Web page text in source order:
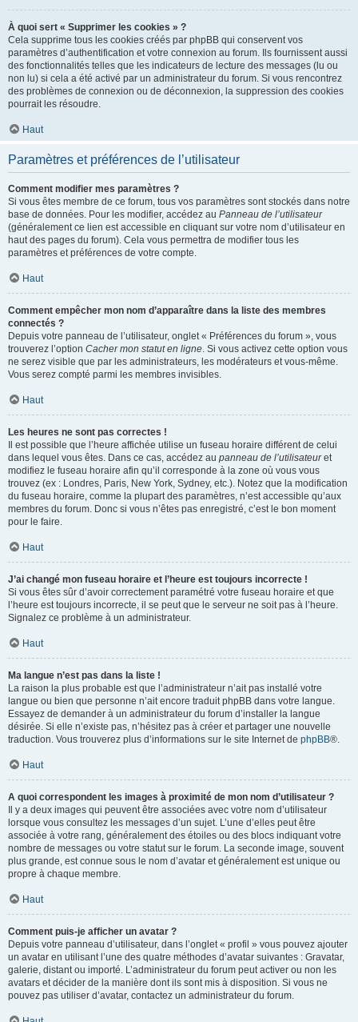
À quoi sert « Supprimer les cookies » ?
Cela supprime tous les cookies créés par phpBB qui conservent vos
paramètres d’authentification et votre connexion au forum. Ils fournissent aussi
des fonctionnalités telles que les indicateurs de lecture des messages (lu ou
non lu) si cela a été activé par un administrateur du forum. Si vous rencontrez
des problèmes de connexion ou de déconnexion, la suppression des cookies
pourrait les résoudre.
Haut
Paramètres et préférences de l’utilisateur
Comment modifier mes paramètres ?
Si vous êtes membre de ce forum, tous vos paramètres sont stockés dans notre
base de données. Pour les modifier, accédez au Panneau de l’utilisateur
(généralement ce lien est accessible en cliquant sur votre nom d’utilisateur en
haut des pages du forum). Cela vous permettra de modifier tous les
paramètres et préférences de votre compte.
Haut
Comment empêcher mon nom d’apparaître dans la liste des membres
connectés ?
Depuis votre panneau de l’utilisateur, onglet « Préférences du forum », vous
trouverez l’option Cacher mon statut en ligne. Si vous activez cette option vous
ne serez visible que par les administrateurs, les modérateurs et vous-même.
Vous serez compté parmi les membres invisibles.
Haut
Les heures ne sont pas correctes !
Il est possible que l’heure affichée utilise un fuseau horaire différent de celui
dans lequel vous êtes. Dans ce cas, accédez au panneau de l’utilisateuret
modifiez le fuseau horaire afin qu’il corresponde à la zone où vous vous
trouvez (ex : Londres, Paris, New York, Sydney, etc.). Notez que la modification
du fuseau horaire, comme la plupart des paramètres, n’est accessible qu’aux
membres du forum. Donc si vous n’êtes pas enregistré, c’est le bon moment
pour le faire.
Haut
J’ai changé mon fuseau horaire et l’heure est toujours incorrecte !
Si vous êtes sûr d’avoir correctement paramétré votre fuseau horaire et que
l’heure est toujours incorrecte, il se peut que le serveur ne soit pas à l’heure.
Signalez ce problème à un administrateur.
Haut
Ma langue n’est pas dans la liste !
La raison la plus probable est que l’administrateur n’ait pas installé votre
langue ou bien que personne n’ait encore traduit phpBB dans votre langue.
Essayez de demander à un administrateur du forum d’installer la langue
désirée. Si elle n’existe pas, n’hésitez pas à créer et partager une nouvelle
traduction. Vous trouverez plus d’informations sur le site Internet de phpBB®.
Haut
A quoi correspondent les images à proximité de mon nom d’utilisateur ?
Il y a deux images qui peuvent être associées avec votre nom d’utilisateur
lorsque vous consultez les messages d’un sujet. L’une d’elles peut être
associée à votre rang, généralement des étoiles ou des blocs indiquant votre
nombre de messages ou votre statut sur le forum. La seconde image, souvent
plus grande, est connue sous le nom d’avatar et généralement est unique ou
propre à chaque membre.
Haut
Comment puis-je afficher un avatar ?
Depuis votre panneau d’utilisateur, dans l’onglet « profil » vous pouvez ajouter
un avatar en utilisant l’une des quatre méthodes d’avatar suivantes : Gravatar,
galerie, distant ou importé. L’administrateur du forum peut activer ou non les
avatars et décider de la manière dont ils sont mis à disposition. Si vous ne
pouvez pas utiliser d’avatar, contactez un administrateur du forum.